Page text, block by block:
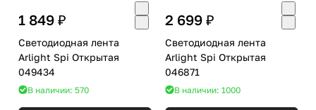
1 849 ₽
Светодиодная лента
Arlight Spi Открытая
049434
В наличии: 570
2 699 ₽
Светодиодная лента
Arlight Spi Открытая
046871
В наличии: 1000